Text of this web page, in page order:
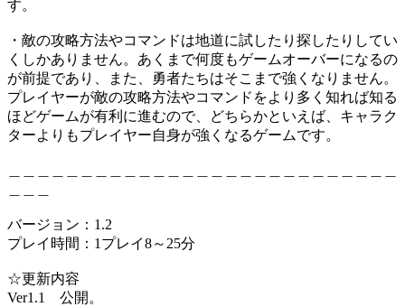
す。
・敵の攻略方法やコマンドは地道に試したり探したりしてい
くしかありません。あくまで何度もゲームオーバーになるの
が前提であり、また、勇者たちはそこまで強くなりません。
プレイヤーが敵の攻略方法やコマンドをより多く知れば知る
ほどゲームが有利に進むので、どちらかといえば、キャラク
ターよりもプレイヤー自身が強くなるゲームです。
バージョン：1.2
プレイ時間：1プレイ8～25分
☆更新内容
Ver1.1 公開。